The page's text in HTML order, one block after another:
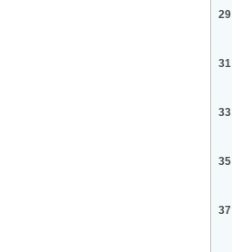
29
31
33
35
37